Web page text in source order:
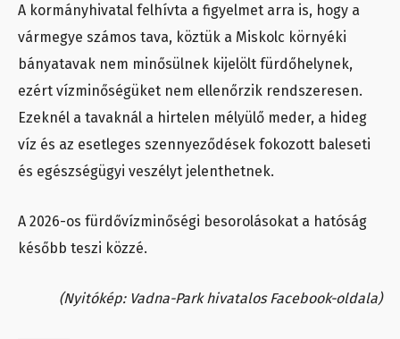
A kormányhivatal felhívta a figyelmet arra is, hogy a
vármegye számos tava, köztük a Miskolc környéki
bányatavak nem minősülnek kijelölt fürdőhelynek,
ezért vízminőségüket nem ellenőrzik rendszeresen.
Ezeknél a tavaknál a hirtelen mélyülő meder, a hideg
víz és az esetleges szennyeződések fokozott baleseti
és egészségügyi veszélyt jelenthetnek.
A 2026-os fürdővízminőségi besorolásokat a hatóság
később teszi közzé.
(Nyitókép: Vadna-Park hivatalos Facebook-oldala)